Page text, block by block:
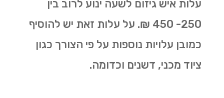
עלות איש גיזום לשעה ינוע לרוב בין
250- 450 ₪. על עלות זאת יש להוסיף
כמובן עלויות נוספות על פי הצורך כגון
ציוד מכני, דשנים וכדומה.